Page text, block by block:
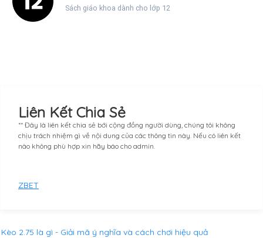
Sách giáo khoa dành cho lớp 12
Liên Kết Chia Sẻ
** Đây là liên kết chia sẻ bới cộng đồng người dùng, chúng tôi không
chịu trách nhiệm gì về nội dung của các thông tin này. Nếu có liên kết
nào không phù hợp xin hãy báo cho admin.
ZBET
Kèo 2.75 là gì - Giải mã ý nghĩa và cách chơi hiệu quả